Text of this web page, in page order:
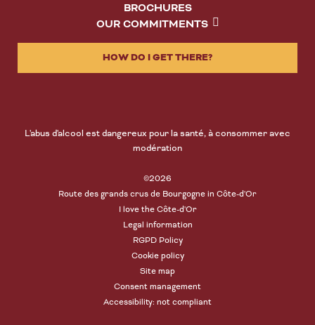
BROCHURES
OUR COMMITMENTS
HOW DO I GET THERE?
L'abus d'alcool est dangereux pour la santé, à consommer avec
modération
©2026
Route des grands crus de Bourgogne in Côte-d'Or
I love the Côte-d'Or
Legal information
RGPD Policy
Cookie policy
Site map
Consent management
Accessibility: not compliant